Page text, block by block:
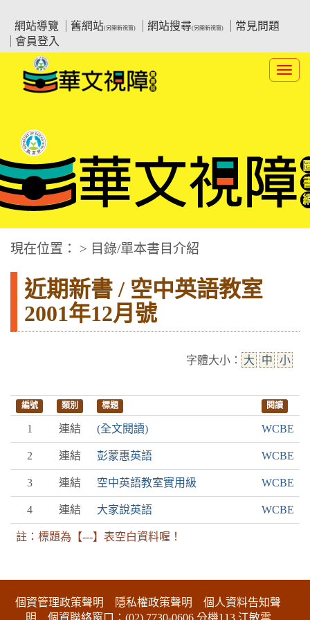
要
網站導覽
舊網站(另開新視窗) 網站搜尋(另開新視窗)
常見問題
會員登入
:::中央區塊
華文視障電子圖書網
現在位置： > 目錄/單本書目介紹
近期新書 / 空中英語教室
2001年12月號
字體大小： 大 中 小
編號 類別 標題 閱讀
1 連結 (全文閱讀) WCBE
2 連結 彭蒙惠英語 WCBE
3 連結 空中英語教室實用級 WCBE
4 連結 大家說英語 WCBE
註：標題為【---】表空白資料喔！
個資管理政策聲明 隱私權政策聲明
個人資料告知聲
明 個資聯絡窗口：(02) 7730-0606 分機113 江敏雲